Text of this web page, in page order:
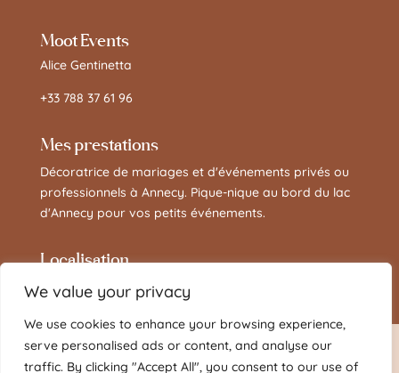
We value your privacy
We use cookies to enhance your browsing experience,
serve personalised ads or content, and analyse our
traffic. By clicking "Accept All", you consent to our use of
Moot Events
Alice Gentinetta
+33 788 37 61 96
Mes prestations
Décoratrice de mariages et d'événements privés ou
professionnels à Annecy. Pique-nique au bord du lac
d'Annecy pour vos petits événements.
Localisation
Annecy, Rhône-Alpes et Suisse
© MOOT CREATIONS 2022|Mentions légales